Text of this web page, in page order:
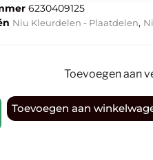
6230409125
Niu Kleurdelen - Plaatdelen,
Toevoegen aan
Toevoegen aan